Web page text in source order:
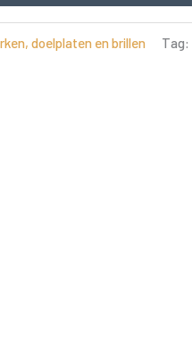
doelplaten en brillen Tag: